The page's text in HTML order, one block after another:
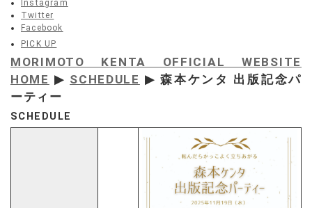
Instagram
Twitter
Facebook
PICK UP
MORIMOTO KENTA OFFICIAL WEBSITE
HOME ▶ SCHEDULE ▶ 森本ケンタ 出版記念パ
ーティー
SCHEDULE